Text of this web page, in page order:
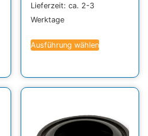
Lieferzeit: ca. 2-3
Werktage
Ausführung wählen